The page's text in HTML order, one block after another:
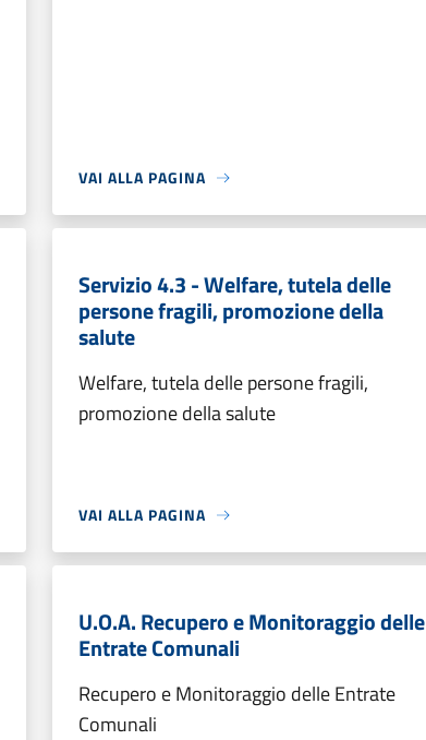
VAI ALLA PAGINA
Servizio 4.3 - Welfare, tutela delle
persone fragili, promozione della
salute
Welfare, tutela delle persone fragili,
promozione della salute
VAI ALLA PAGINA
U.O.A. Recupero e Monitoraggio delle
Entrate Comunali
Recupero e Monitoraggio delle Entrate
Comunali